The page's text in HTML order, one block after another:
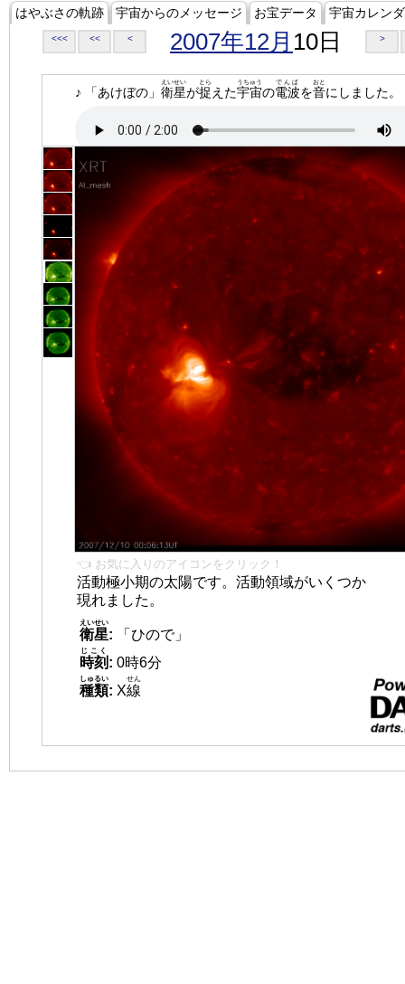
はやぶさの軌跡 宇宙からのメッセージ お宝データ 宇宙カレン
<<< << < 2007年12月 10日 >
♪ 「あけぼの」 衛星
えいせい
が捉
とら
えた宇宙
うちゅう
の電波
でんぱ
を音
おと
にしました。
👈 お気に入りのアイコンをクリック！
活動極小期の太陽です。活動領域がいくつか
現れました。
衛星
えいせい
:
「ひので」
時刻
じこく
: 0時6分
種類
しゅるい
: X線
せん